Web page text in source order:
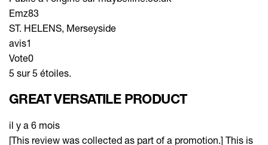
Emz83
ST. HELENS, Merseyside
avis1
Vote0
5 sur 5 étoiles.
GREAT VERSATILE PRODUCT
il y a 6 mois
[This review was collected as part of a promotion.] This is